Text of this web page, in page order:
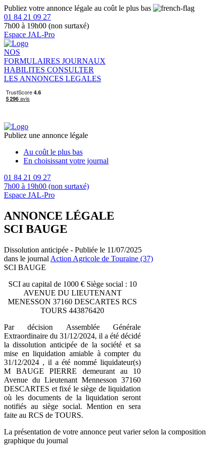
Publiez votre annonce légale au coût le plus bas
01 84 21 09 27
7h00 à 19h00 (non surtaxé)
Espace JAL-Pro
NOS
FORMULAIRES JOURNAUX
HABILITES CONSULTER
LES ANNONCES LEGALES
Publiez une annonce légale
Au coût le plus bas
En choisissant votre journal
01 84 21 09 27
7h00 à 19h00 (non surtaxé)
Espace JAL-Pro
ANNONCE LÉGALE
SCI BAUGE
Dissolution anticipée - Publiée le 11/07/2025
dans le journal Action Agricole de Touraine (37)
SCI BAUGE
SCI au capital de 1000 € Siège social : 10
AVENUE DU LIEUTENANT
MENESSON 37160 DESCARTES RCS
TOURS 443876420
Par décision Assemblée Générale
Extraordinaire du 31/12/2024, il a été décidé
la dissolution anticipée de la société et sa
mise en liquidation amiable à compter du
31/12/2024 , il a été nommé liquidateur(s)
M BAUGE PIERRE demeurant au 10
Avenue du Lieutenant Mennesson 37160
DESCARTES et fixé le siège de liquidation
où les documents de la liquidation seront
notifiés au siège social. Mention en sera
faite au RCS de TOURS.
La présentation de votre annonce peut varier selon la composition
graphique du journal